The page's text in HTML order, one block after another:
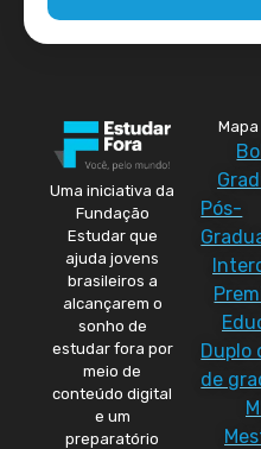
Uma iniciativa da
Fundação
Estudar que
ajuda jovens
brasileiros a
alcançarem o
sonho de
estudar fora por
meio de
conteúdo digital
e um
preparatório
Pós-
Duplo
de